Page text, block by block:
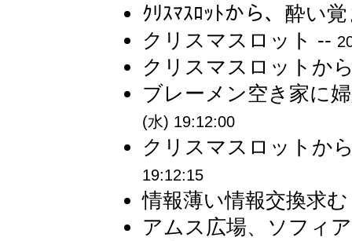
ｸﾘｽﾏｽﾛｯﾄから、酔い
クリスマスロット --
クリスマスロットか
ブレーメン空き家に
(水) 19:12:00
クリスマスロットか
19:12:15
情報薄い情報交換求
アムス広場、ソフィ